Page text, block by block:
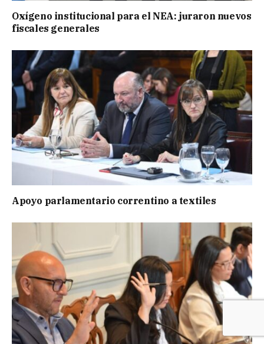
Oxígeno institucional para el NEA: juraron nuevos
fiscales generales
Apoyo parlamentario correntino a textiles